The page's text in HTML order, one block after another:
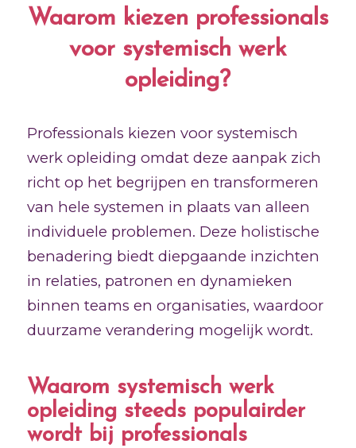
Waarom kiezen professionals
voor systemisch werk
opleiding?
Professionals kiezen voor systemisch
werk opleiding omdat deze aanpak zich
richt op het begrijpen en transformeren
van hele systemen in plaats van alleen
individuele problemen. Deze holistische
benadering biedt diepgaande inzichten
in relaties, patronen en dynamieken
binnen teams en organisaties, waardoor
duurzame verandering mogelijk wordt.
Waarom systemisch werk
opleiding steeds populairder
wordt bij professionals